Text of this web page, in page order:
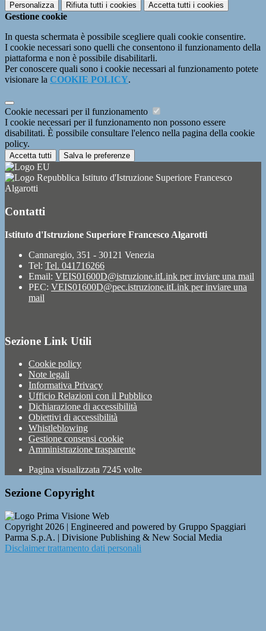
Personalizza Rifiuta tutti i cookies Accetta tutti i cookies
Gestione cookie
In questa schermata è possibile scegliere quali cookie consentire.
I cookie necessari sono quelli che consentono il funzionamento della
piattaforma e non è possibile disabilitarli.
Per conoscere quali sono i cookie necessari al funzionamento potete
visionare la COOKIE POLICY.
Cookie necessari per il funzionamento
I cookie necessari per il funzionamento non possono essere
disabilitati. È possibile consultare l'elenco nella pagina della cookie
policy.
Accetta tutti Salva le preferenze
Istituto d'Istruzione Superiore Francesco
Algarotti
Contatti
Istituto d'Istruzione Superiore Francesco Algarotti
Cannaregio, 351 - 30121 Venezia
Tel: Tel. 041716266
Email: VEIS01600D@istruzione.itLink per inviare una mail
PEC: VEIS01600D@pec.istruzione.itLink per inviare una
mail
Sezione Link Utili
Cookie policy
Note legali
Informativa Privacy
Ufficio Relazioni con il Pubblico
Dichiarazione di accessibilità
Obiettivi di accessibilità
Whistleblowing
Gestione consensi cookie
Amministrazione trasparente
Pagina visualizzata 7245 volte
Sezione Copyright
Copyright 2026 | Engineered and powered by Gruppo Spaggiari
Parma S.p.A. | Divisione Publishing & New Social Media
Disclaimer trattamento dati personali